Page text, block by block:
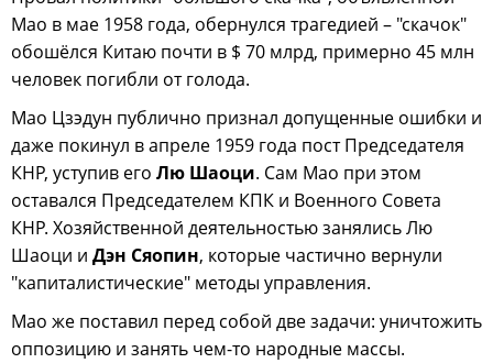
Мао в мае 1958 года, обернулся трагедией – "скачок"
обошёлся Китаю почти в $ 70 млрд, примерно 45 млн
человек погибли от голода.
Мао Цзэдун публично признал допущенные ошибки и
даже покинул в апреле 1959 года пост Председателя
КНР, уступив его Лю Шаоци. Сам Мао при этом
оставался Председателем КПК и Военного Совета
КНР. Хозяйственной деятельностью занялись Лю
Шаоци и Дэн Сяопин, которые частично вернули
"капиталистические" методы управления.
Мао же поставил перед собой две задачи: уничтожить
оппозицию и занять чем-то народные массы.